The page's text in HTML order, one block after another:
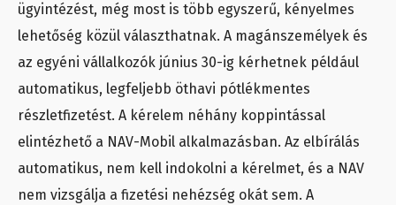
ügyintézést, még most is több egyszerű, kényelmes
lehetőség közül választhatnak. A magánszemélyek és
az egyéni vállalkozók június 30-ig kérhetnek például
automatikus, legfeljebb öthavi pótlékmentes
részletfizetést. A kérelem néhány koppintással
elintézhető a NAV-Mobil alkalmazásban. Az elbírálás
automatikus, nem kell indokolni a kérelmet, és a NAV
nem vizsgálja a fizetési nehézség okát sem. A